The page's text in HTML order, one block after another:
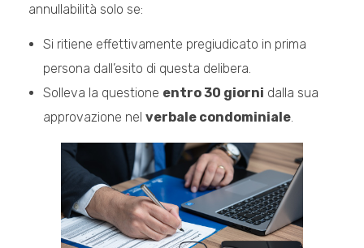
annullabilità solo se:
Si ritiene effettivamente pregiudicato in prima
persona dall’esito di questa delibera.
Solleva la questione entro 30 giorni dalla sua
approvazione nel verbale condominiale.